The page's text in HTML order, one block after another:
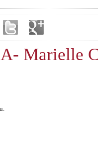
Marielle